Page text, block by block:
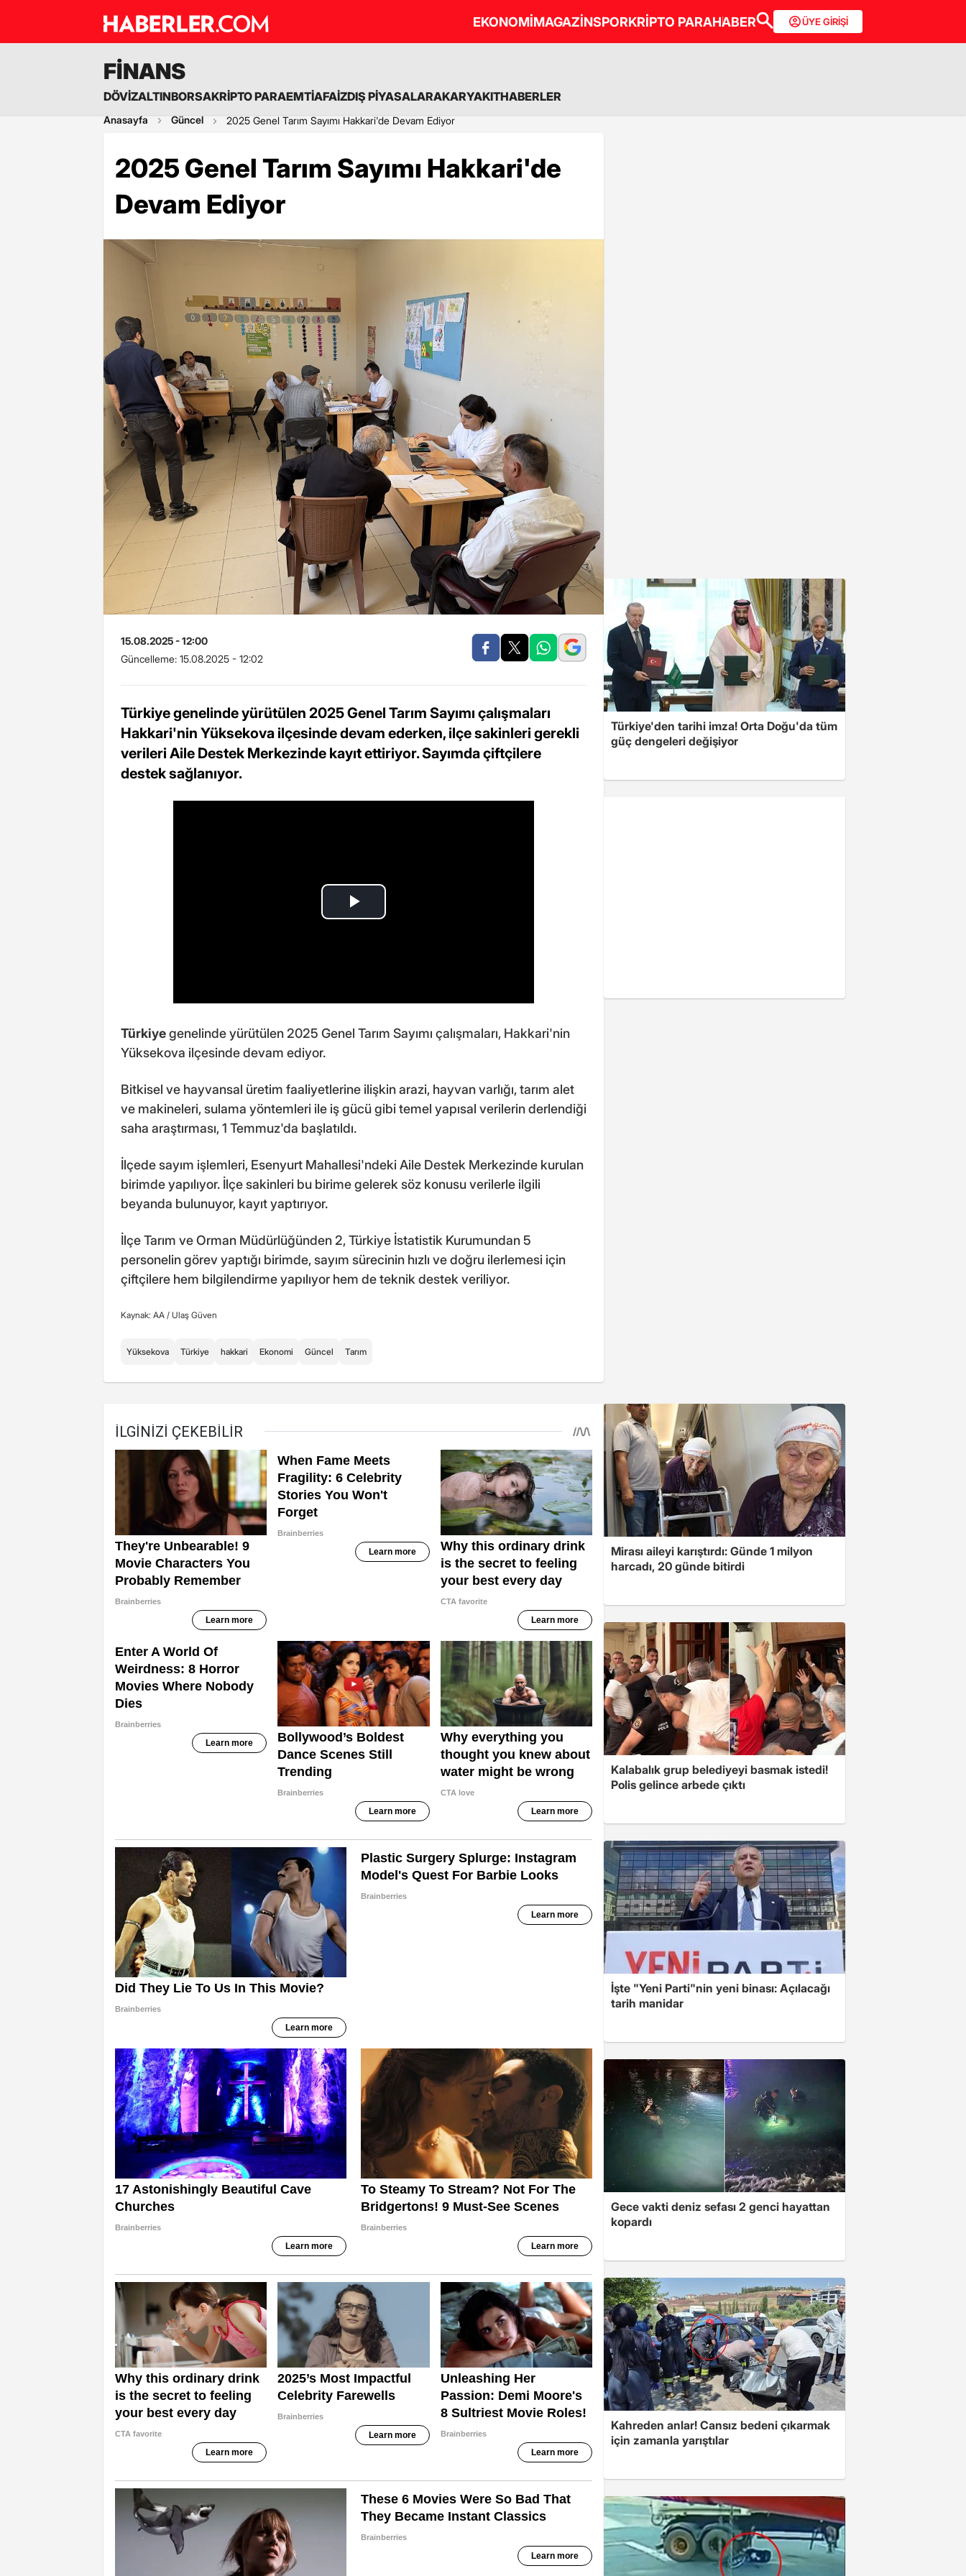
EKONOMİMAGAZİNSPORKRİPTO PARAHABER ÜYE GİRİŞİ
FİNANS
DÖVİZALTINBORSAKRİPTO PARAEMTİAFAİZDIŞ PİYASALARAKARYAKITHABERLER
Anasayfa Güncel 2025 Genel Tarım Sayımı Hakkari'de Devam Ediyor
2025 Genel Tarım Sayımı Hakkari'de
Devam Ediyor
15.08.2025 - 12:00
Güncelleme: 15.08.2025 - 12:02
Türkiye genelinde yürütülen 2025 Genel Tarım Sayımı çalışmaları
Hakkari'nin Yüksekova ilçesinde devam ederken, ilçe sakinleri gerekli
verileri Aile Destek Merkezinde kayıt ettiriyor. Sayımda çiftçilere
destek sağlanıyor.
Türkiyegenelinde yürütülen 2025 Genel Tarım Sayımı çalışmaları, Hakkari'nin
Yüksekova ilçesinde devam ediyor.
Bitkisel ve hayvansal üretim faaliyetlerine ilişkin arazi, hayvan varlığı, tarım alet
ve makineleri, sulama yöntemleri ile iş gücü gibi temel yapısal verilerin derlendiği
saha araştırması, 1 Temmuz'da başlatıldı.
İlçede sayım işlemleri, Esenyurt Mahallesi'ndeki Aile Destek Merkezinde kurulan
birimde yapılıyor. İlçe sakinleri bu birime gelerek söz konusu verilerle ilgili
beyanda bulunuyor, kayıt yaptırıyor.
İlçe Tarım ve Orman Müdürlüğünden 2, Türkiye İstatistik Kurumundan 5
personelin görev yaptığı birimde, sayım sürecinin hızlı ve doğru ilerlemesi için
çiftçilere hem bilgilendirme yapılıyor hem de teknik destek veriliyor.
Kaynak: AA / Ulaş Güven
Yüksekova Türkiye hakkari Ekonomi Güncel Tarım
Türkiye'den tarihi imza! Orta Doğu'da tüm
güç dengeleri değişiyor
Mirası aileyi karıştırdı: Günde 1 milyon
harcadı, 20 günde bitirdi
Kalabalık grup belediyeyi basmak istedi!
Polis gelince arbede çıktı
İşte "Yeni Parti"nin yeni binası: Açılacağı
tarih manidar
Gece vakti deniz sefası 2 genci hayattan
kopardı
Kahreden anlar! Cansız bedeni çıkarmak
için zamanla yarıştılar